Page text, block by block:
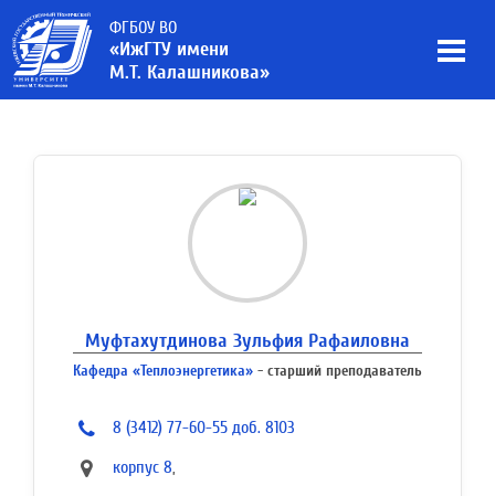
ФГБОУ ВО
«ИжГТУ имени
М.Т. Калашникова»
Муфтахутдинова Зульфия Рафаиловна
Кафедра «Теплоэнергетика» - старший преподаватель
8 (3412) 77-60-55 доб. 8103
корпус 8,